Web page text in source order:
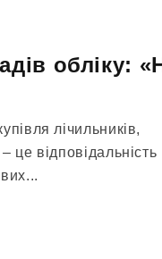
обліку:
лічильників,
це відповідальність